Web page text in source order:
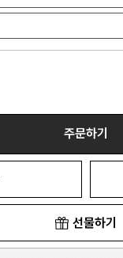
주문하기
선물하기